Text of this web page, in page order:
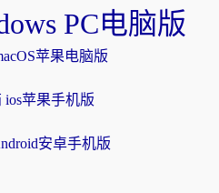
PC电脑版
苹果电脑版
ios苹果手机版
安卓手机版